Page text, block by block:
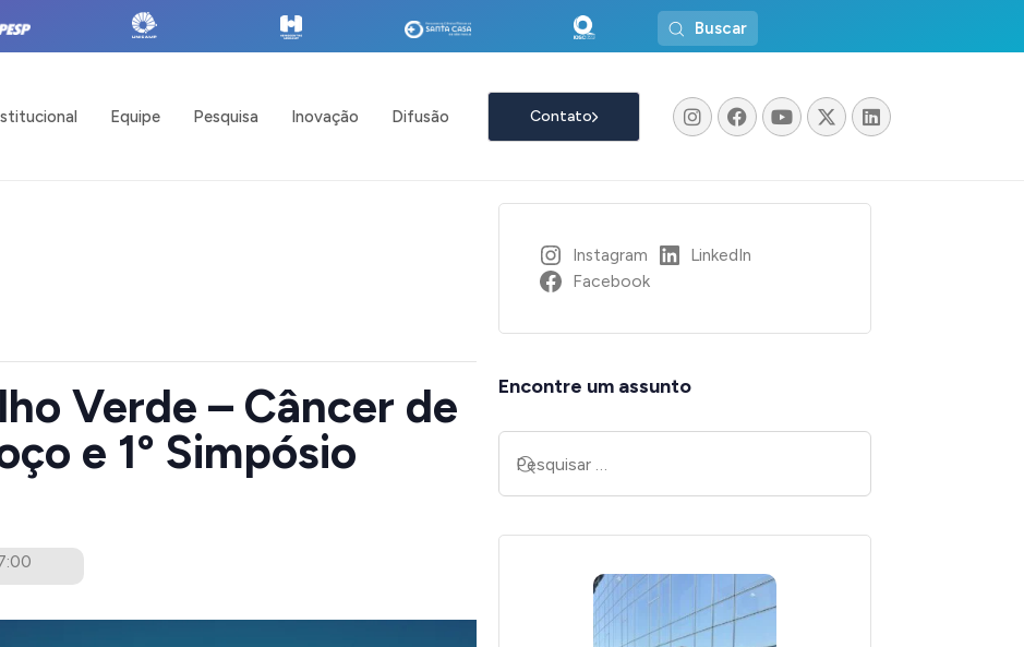
Buscar
Equipe Pesquisa Inovação Difusão Contato
Verde – Câncer de
e 1º Simpósio
Instagram
LinkedIn
Facebook
Encontre um assunto